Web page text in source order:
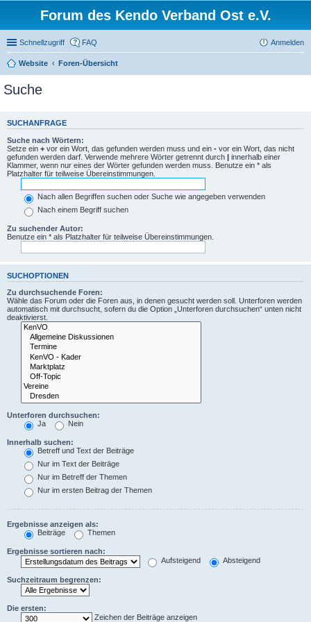
Forum des Kendo Verband Ost e.V.
Schnellzugriff FAQ Anmelden
Website Foren-Übersicht
Suche
SUCHANFRAGE
Suche nach Wörtern:
Setze ein + vor ein Wort, das gefunden werden muss und ein - vor ein Wort, das nicht
gefunden werden darf. Verwende mehrere Wörter getrennt durch | innerhalb einer
Klammer, wenn nur eines der Wörter gefunden werden muss. Benutze ein * als
Platzhalter für teilweise Übereinstimmungen.
Nach allen Begriffen suchen oder Suche wie angegeben verwenden
Nach einem Begriff suchen
Zu suchender Autor:
Benutze ein * als Platzhalter für teilweise Übereinstimmungen.
SUCHOPTIONEN
Zu durchsuchende Foren:
Wähle das Forum oder die Foren aus, in denen gesucht werden soll. Unterforen werden
automatisch mit durchsucht, sofern du die Option „Unterforen durchsuchen“ unten nicht
deaktivierst.
Unterforen durchsuchen:
Ja
Nein
Innerhalb suchen:
Betreff und Text der Beiträge
Nur im Text der Beiträge
Nur im Betreff der Themen
Nur im ersten Beitrag der Themen
Ergebnisse anzeigen als:
Beiträge
Themen
Ergebnisse sortieren nach:
Aufsteigend
Absteigend
Suchzeitraum begrenzen:
Die ersten:
Zeichen der Beiträge anzeigen